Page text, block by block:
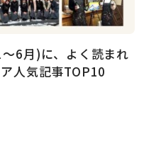
6月)に、よく読まれ
人気記事TOP10